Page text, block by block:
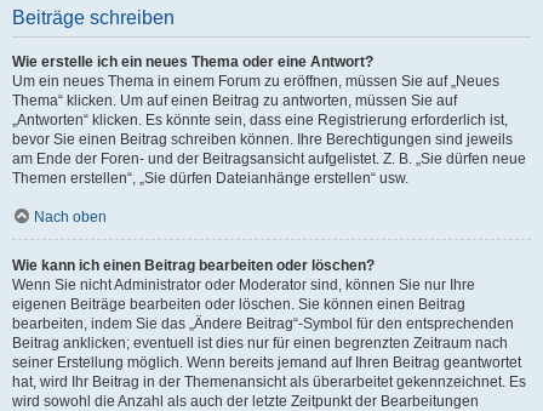
Beiträge schreiben
Wie erstelle ich ein neues Thema oder eine Antwort?
Um ein neues Thema in einem Forum zu eröffnen, müssen Sie auf „Neues
Thema“ klicken. Um auf einen Beitrag zu antworten, müssen Sie auf
„Antworten“ klicken. Es könnte sein, dass eine Registrierung erforderlich ist,
bevor Sie einen Beitrag schreiben können. Ihre Berechtigungen sind jeweils
am Ende der Foren- und der Beitragsansicht aufgelistet. Z. B. „Sie dürfen neue
Themen erstellen“, „Sie dürfen Dateianhänge erstellen“ usw.
Nach oben
Wie kann ich einen Beitrag bearbeiten oder löschen?
Wenn Sie nicht Administrator oder Moderator sind, können Sie nur Ihre
eigenen Beiträge bearbeiten oder löschen. Sie können einen Beitrag
bearbeiten, indem Sie das „Ändere Beitrag“-Symbol für den entsprechenden
Beitrag anklicken; eventuell ist dies nur für einen begrenzten Zeitraum nach
seiner Erstellung möglich. Wenn bereits jemand auf Ihren Beitrag geantwortet
hat, wird Ihr Beitrag in der Themenansicht als überarbeitet gekennzeichnet. Es
wird sowohl die Anzahl als auch der letzte Zeitpunkt der Bearbeitungen